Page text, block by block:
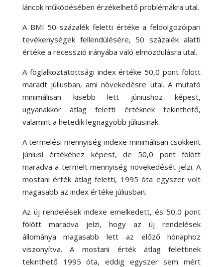
láncok működésében érzékelhető problémákra utal.
A BMI 50 százalék feletti értéke a feldolgozóipari
tevékenységek fellendülésére, 50 százalék alatti
értéke a recesszió irányába való elmozdulásra utal.
A foglalkoztatottsági index értéke 50,0 pont fölött
maradt júliusban, ami növekedésre utal. A mutató
minimálisan kisebb lett júniushoz képest,
ugyanakkor átlag feletti értéknek tekinthető,
valamint a hetedik legnagyobb júliusinak.
A termelési mennyiség indexe minimálisan csökkent
júniusi értékéhez képest, de 50,0 pont fölött
maradva a termelt mennyiség növekedését jelzi. A
mostani érték átlag feletti, 1995 óta egyszer volt
magasabb az index értéke júliusban.
Az új rendelések indexe emelkedett, és 50,0 pont
fölött maradva jelzi, hogy az új rendelések
állománya magasabb lett az előző hónaphoz
viszonyítva. A mostani érték átlag felettinek
tekinthető 1995 óta, eddig egyszer sem mért